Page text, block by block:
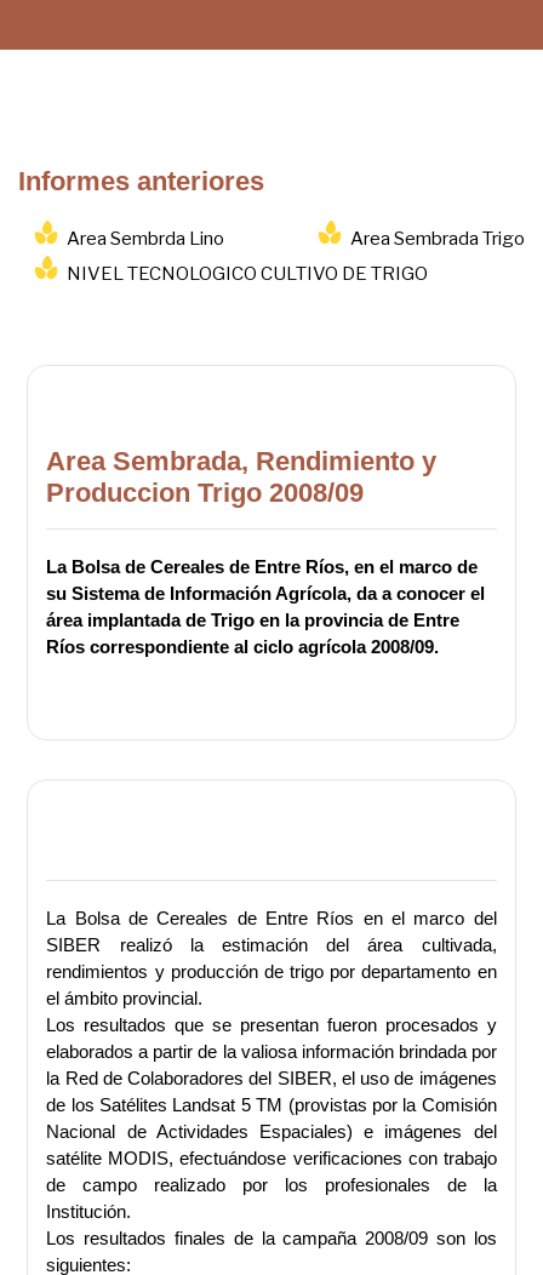
Informes anteriores
Area Sembrda Lino
Area Sembrada Trigo
NIVEL TECNOLOGICO CULTIVO DE TRIGO
Area Sembrada, Rendimiento y
Produccion Trigo 2008/09
La Bolsa de Cereales de Entre Ríos, en el marco de
su Sistema de Información Agrícola, da a conocer el
área implantada de Trigo en la provincia de Entre
Ríos correspondiente al ciclo agrícola 2008/09.
La Bolsa de Cereales de Entre Ríos en el marco del
SIBER realizó la estimación del área cultivada,
rendimientos y producción de trigo por departamento en
el ámbito provincial.
Los resultados que se presentan fueron procesados y
elaborados a partir de la valiosa información brindada por
la Red de Colaboradores del SIBER, el uso de imágenes
de los Satélites Landsat 5 TM (provistas por la Comisión
Nacional de Actividades Espaciales) e imágenes del
satélite MODIS, efectuándose verificaciones con trabajo
de campo realizado por los profesionales de la
Institución.
Los resultados finales de la campaña 2008/09 son los
siguientes: